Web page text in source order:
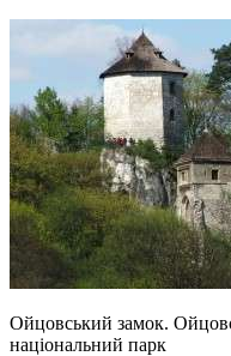
Ойцовський замок.
національний парк